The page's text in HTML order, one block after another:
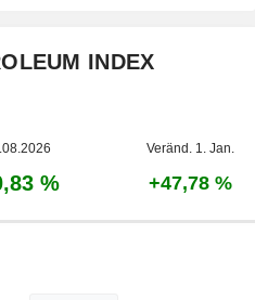
INDEX
Veränd. 1. Jan.
% +47,78 %